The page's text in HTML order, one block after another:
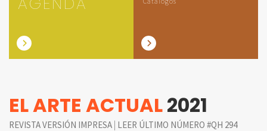
EL ARTE ACTUAL2021
REVISTA VERSIÓN IMPRESA | LEER ÚLTIMO NÚMERO #QH 294